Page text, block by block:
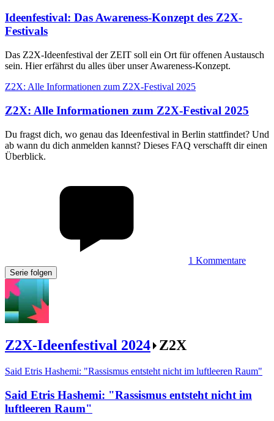
Ideenfestival: Das Awareness-Konzept des Z2X-
Festivals
Das Z2X-Ideenfestival der ZEIT soll ein Ort für offenen Austausch
sein. Hier erfährst du alles über unser Awareness-Konzept.
Z2X: Alle Informationen zum Z2X-Festival 2025
Z2X: Alle Informationen zum Z2X-Festival 2025
Du fragst dich, wo genau das Ideenfestival in Berlin stattfindet? Und
ab wann du dich anmelden kannst? Dieses FAQ verschafft dir einen
Überblick.
1 Kommentare
Serie folgen
Z2X-Ideenfestival 2024 Z2X
Said Etris Hashemi: "Rassismus entsteht nicht im luftleeren Raum"
Said Etris Hashemi: "Rassismus entsteht nicht im
luftleeren Raum"